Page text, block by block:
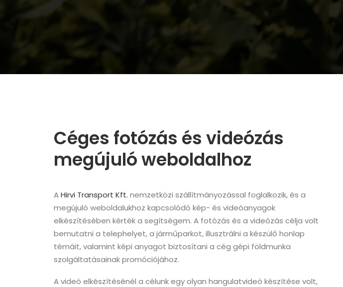
Céges fotózás és videózás
megújuló weboldalhoz
AHirvi Transport Kft. nemzetközi szállítmányozással foglalkozik, és a
megújuló weboldalukhoz kapcsolódó kép- és videóanyagok
elkészítésében kérték a segítségem. A fotózás és a videózás célja volt
bemutatni a telephelyet, a járműparkot, illusztrálni a készülő honlap
témáit, valamint képi anyagot biztosítani a cég gépi földmunka
szolgáltatásainak promóciójához.
A videó elkészítésénél a célunk egy olyan hangulatvideó készítése volt,